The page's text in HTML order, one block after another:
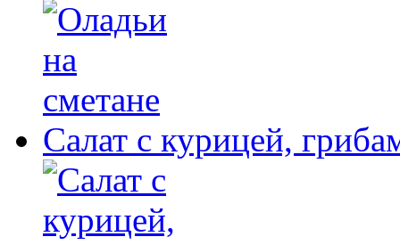
Салат с курицей,